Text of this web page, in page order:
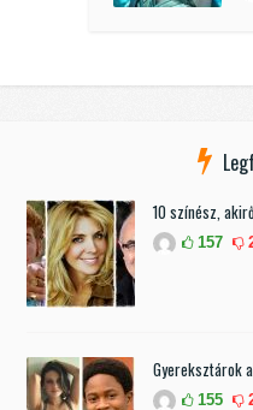
10 színész,
157
Gyereksztárok
155